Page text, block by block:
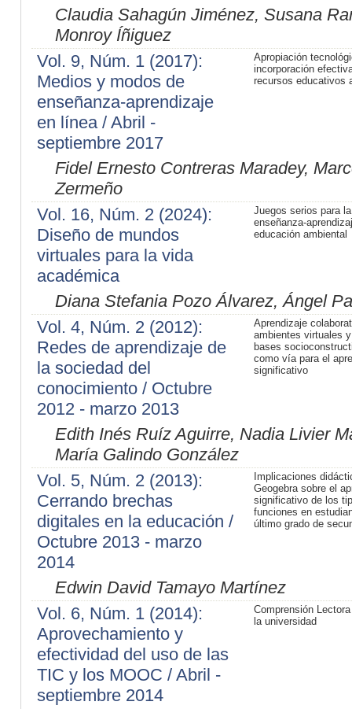
Claudia Sahagún Jiménez, Susana
Monroy Íñiguez
Vol. 9, Núm. 1 (2017):
Medios y modos de
enseñanza-aprendizaje
en línea / Abril -
septiembre 2017
Apropiación
incorporación
recursos educativos
Fidel Ernesto Contreras Maradey,
Zermeño
Vol. 16, Núm. 2 (2024):
Diseño de mundos
virtuales para la vida
académica
Juegos serios para la
enseñanza-
educación ambiental
Diana Stefania Pozo Álvarez, Ángel
Vol. 4, Núm. 2 (2012):
Redes de aprendizaje de
la sociedad del
conocimiento / Octubre
2012 - marzo 2013
Aprendizaje
ambientes virtuales
bases
como vía para el
significativo
Edith Inés Ruíz Aguirre, Nadia Livier
María Galindo González
Vol. 5, Núm. 2 (2013):
Cerrando brechas
digitales en la educación /
Octubre 2013 - marzo
2014
Implicaciones
Geogebra sobre el
significativo de los
funciones en
último grado de
Edwin David Tamayo Martínez
Vol. 6, Núm. 1 (2014):
Aprovechamiento y
efectividad del uso de las
TIC y los MOOC / Abril -
septiembre 2014
Comprensión
la universidad